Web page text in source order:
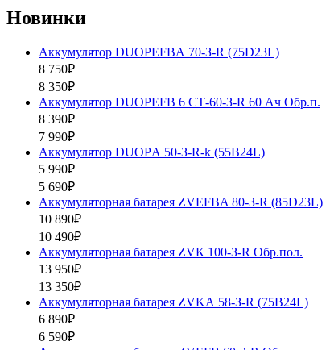
Новинки
Аккумулятор DUOPEFBА 70-З-R (75D23L)
8 750₽
8 350₽
Аккумулятор DUOPEFB 6 СТ-60-З-R 60 Ач Обр.п.
8 390₽
7 990₽
Аккумулятор DUOPА 50-З-R-k (55B24L)
5 990₽
5 690₽
Аккумуляторная батарея ZVEFBA 80-З-R (85D23L)
10 890₽
10 490₽
Аккумуляторная батарея ZVК 100-З-R Обр.пол.
13 950₽
13 350₽
Аккумуляторная батарея ZVKА 58-З-R (75B24L)
6 890₽
6 590₽